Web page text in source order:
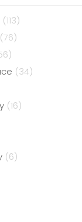
(113)
(76)
(34)
(16)
(6)